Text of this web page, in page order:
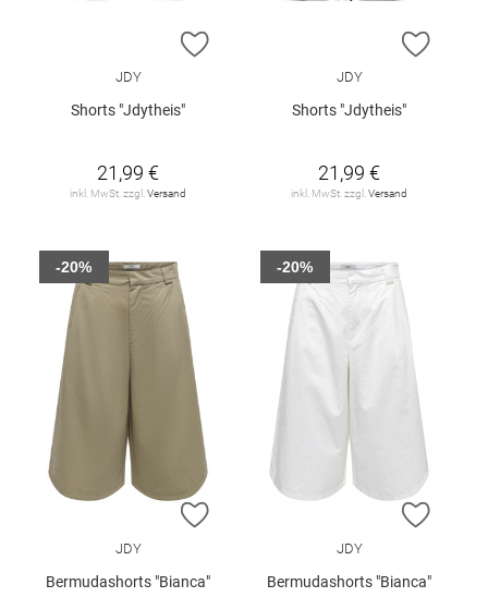
ZUR WUNSCHLISTE HINZUFÜGEN
JDY
Shorts "Jdytheis"
21,99 €
inkl. MwSt. zzgl. Versand
ZUR
JDY
Shorts "Jdytheis"
21,99 €
inkl. MwSt. zzgl. Versand
ZUR WUNSCHLISTE HINZUFÜGEN
JDY
Bermudashorts "Bianca"
-20%
ZUR
JDY
Bermudashorts "Bianca"
-20%